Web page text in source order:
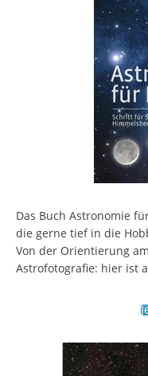
Das Buch Astronomie
die gerne tief in die
Von der Orientierung
Astrofotografie: hier ist